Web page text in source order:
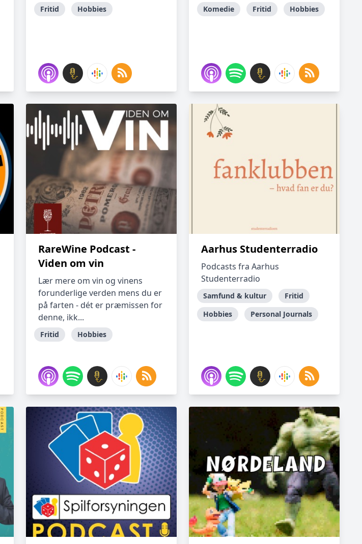
Fritid Hobbies Komedie Fritid Hobbies
RareWine Podcast -
Viden om vin
Lær mere om vin og vinens
forunderlige verden mens du er
på farten - dét er præmissen for
denne, ikk...
Fritid Hobbies
Aarhus Studenterradio
Podcasts fra Aarhus
Studenterradio
Samfund & kultur
Fritid
Hobbies
Personal Journals